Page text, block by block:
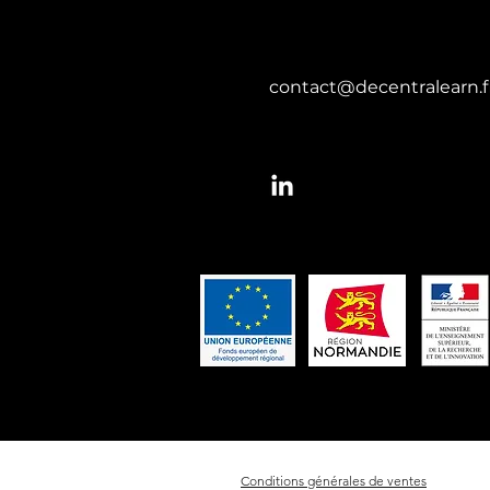
Conditions générales de ventes